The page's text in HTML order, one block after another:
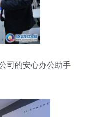
司的安心办公助手